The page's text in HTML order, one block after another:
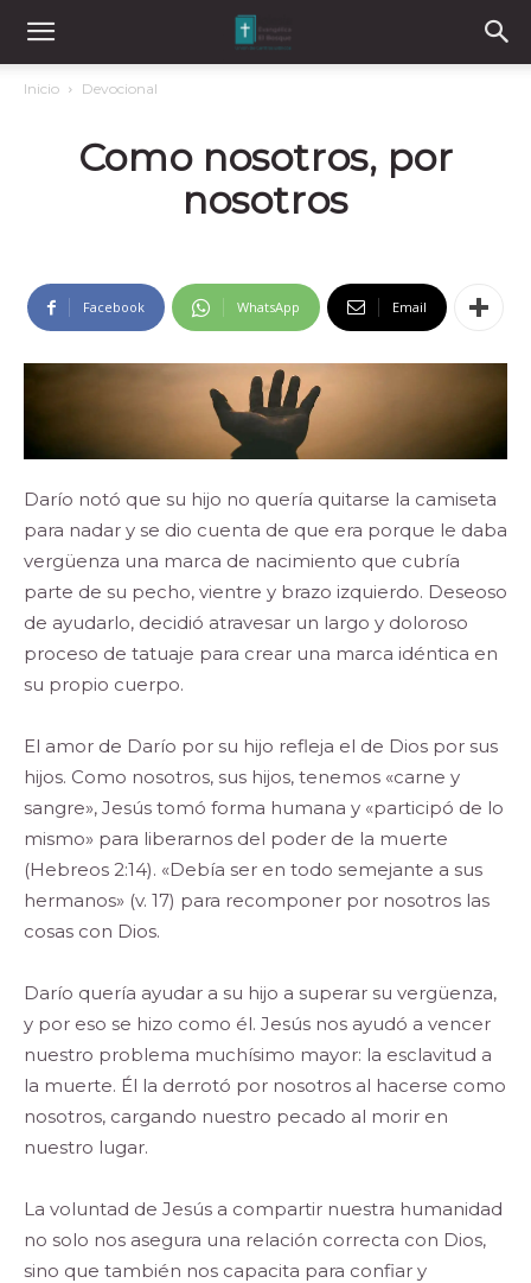
Inicio Devocional
Como nosotros, por
nosotros
Facebook WhatsApp Email
Darío notó que su hijo no quería quitarse la camiseta
para nadar y se dio cuenta de que era porque le daba
vergüenza una marca de nacimiento que cubría
parte de su pecho, vientre y brazo izquierdo. Deseoso
de ayudarlo, decidió atravesar un largo y doloroso
proceso de tatuaje para crear una marca idéntica en
su propio cuerpo.
El amor de Darío por su hijo refleja el de Dios por sus
hijos. Como nosotros, sus hijos, tenemos «carne y
sangre», Jesús tomó forma humana y «participó de lo
mismo» para liberarnos del poder de la muerte
(Hebreos 2:14). «Debía ser en todo semejante a sus
hermanos» (v. 17) para recomponer por nosotros las
cosas con Dios.
Darío quería ayudar a su hijo a superar su vergüenza,
y por eso se hizo como él. Jesús nos ayudó a vencer
nuestro problema muchísimo mayor: la esclavitud a
la muerte. Él la derrotó por nosotros al hacerse como
nosotros, cargando nuestro pecado al morir en
nuestro lugar.
La voluntad de Jesús a compartir nuestra humanidad
no solo nos asegura una relación correcta con Dios,
sino que también nos capacita para confiar y